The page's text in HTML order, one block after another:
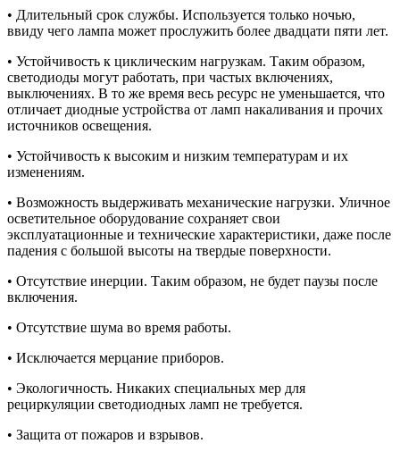
• Длительный срок службы. Используется только ночью,
ввиду чего лампа может прослужить более двадцати пяти лет.
• Устойчивость к циклическим нагрузкам. Таким образом,
светодиоды могут работать, при частых включениях,
выключениях. В то же время весь ресурс не уменьшается, что
отличает диодные устройства от ламп накаливания и прочих
источников освещения.
• Устойчивость к высоким и низким температурам и их
изменениям.
• Возможность выдерживать механические нагрузки. Уличное
осветительное оборудование сохраняет свои
эксплуатационные и технические характеристики, даже после
падения с большой высоты на твердые поверхности.
• Отсутствие инерции. Таким образом, не будет паузы после
включения.
• Отсутствие шума во время работы.
• Исключается мерцание приборов.
• Экологичность. Никаких специальных мер для
рециркуляции светодиодных ламп не требуется.
• Защита от пожаров и взрывов.